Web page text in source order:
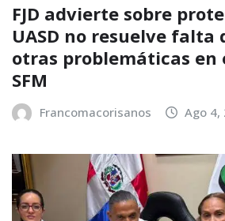
FJD advierte sobre
UASD no resuelve falta
otras problemáticas en
SFM
Francomacorisanos Ago 4,